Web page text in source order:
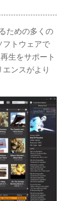
ための多くの
フトウェアで
生をサポート
ンスがより